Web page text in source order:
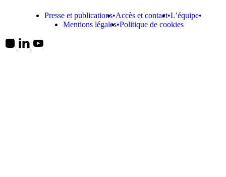
Presse et publications Accès et contact L’équipe
Mentions légales Politique de cookies